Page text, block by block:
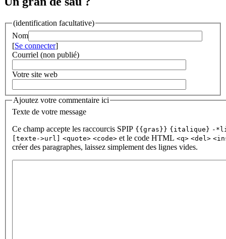
(identification facultative)
Nom
[Se connecter]
Courriel (non publié)
Votre site web
Ajoutez votre commentaire ici
Texte de votre message
Ce champ accepte les raccourcis SPIP {{gras}} {italique} -
[texte->url]
<quote> <code> et le code HTML <q> <del>
créer des paragraphes, laissez simplement des lignes vides.